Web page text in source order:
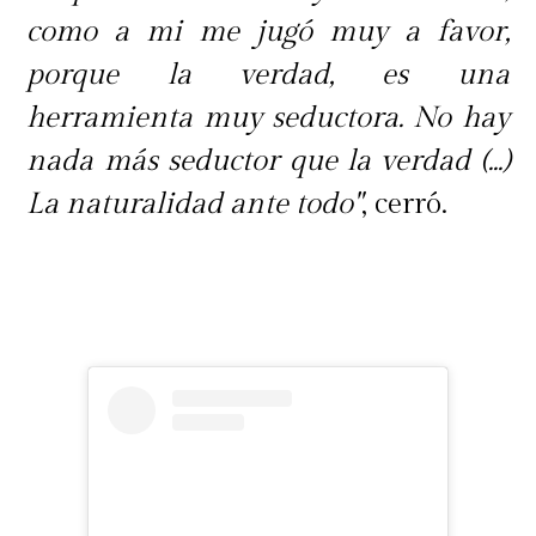
como a mi me jugó muy a favor,
porque la verdad, es una
herramienta muy seductora. No hay
nada más seductor que la verdad (...)
La naturalidad ante todo", cerró.